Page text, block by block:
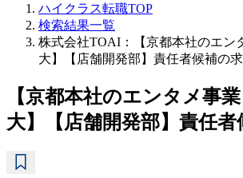
ハイクラス転職TOP
検索結果一覧
株式会社TOAI：【京都本社のエ
大】【店舗開発部】責任者候補の
【京都本社のエンタメ事
大】【店舗開発部】責任者